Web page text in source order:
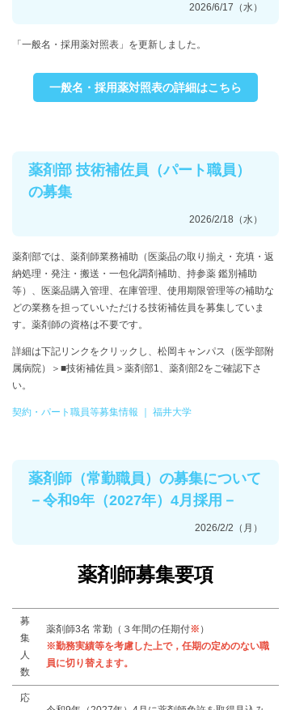
2026/6/17（水）
「一般名・採用薬対照表」を更新しました。
一般名・採用薬対照表の詳細はこちら
薬剤部 技術補佐員（パート職員）
の募集
2026/2/18（水）
薬剤部では、薬剤師業務補助（医薬品の取り揃え・充填・返
納処理・発注・搬送・一包化調剤補助、持参薬 鑑別補助
等）、医薬品購入管理、在庫管理、使用期限管理等の補助な
どの業務を担っていいただける技術補佐員を募集していま
す。薬剤師の資格は不要です。
詳細は下記リンクをクリックし、松岡キャンパス（医学部附
属病院）＞■技術補佐員＞薬剤部1、薬剤部2をご確認下さ
い。
契約・パート職員等募集情報 ｜ 福井大学
薬剤師（常勤職員）の募集について
－令和9年（2027年）4月採用－
2026/2/2（月）
薬剤師募集要項
募
集
人
数
薬剤師3名 常勤（３年間の任期付※ ）
※勤務実績等を考慮した上で，任期の定めのない職
員に切り替えます。
応